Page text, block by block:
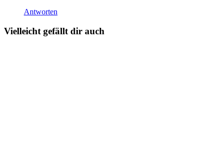
Antworten
Vielleicht gefällt dir auch